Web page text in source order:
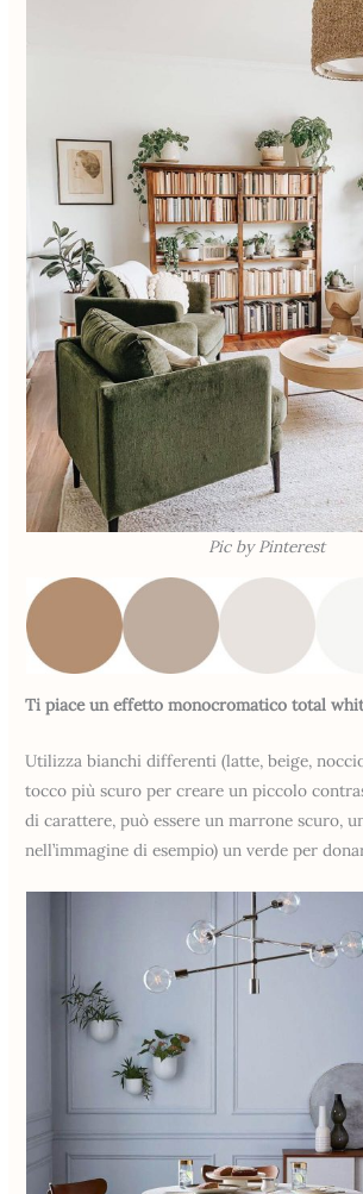
Pic by Pinterest
Ti piace un effetto monocromatico total
Utilizza bianchi differenti (latte, beige,
tocco più scuro per creare un piccolo
di carattere, può essere un marrone scuro,
nell’immagine di esempio) un verde per